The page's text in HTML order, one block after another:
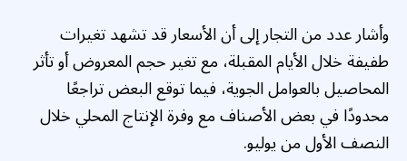
وأشار عدد من التجار إلى أن الأسعار قد تشهد تغيرات
طفيفة خلال الأيام المقبلة، مع تغير حجم المعروض أو تأثر
المحاصيل بالعوامل الجوية، فيما توقع البعض تراجعًا
محدودًا في بعض الأصناف مع وفرة الإنتاج المحلي خلال
النصف الأول من يوليو.